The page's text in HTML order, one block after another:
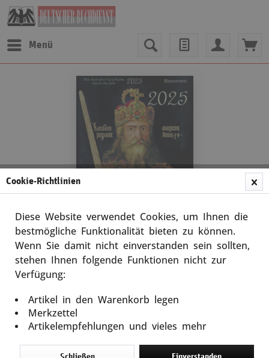
Menü
Abreißkalender
Mit deutscher Geschichte durch das Jahr 2026
Artikel-Nr.: 50163
6,99 €
inkl. MwSt.zzgl. Versandkosten
Cookie-Richtlinien
Diese Website verwendet Cookies, um Ihnen die
bestmögliche Funktionalität bieten zu können.
Wenn Sie damit nicht einverstanden sein sollten,
stehen Ihnen folgende Funktionen nicht zur
Verfügung:
Artikel in den Warenkorb legen
Merkzettel
Artikelempfehlungen und vieles mehr
Einverstanden
Schließen